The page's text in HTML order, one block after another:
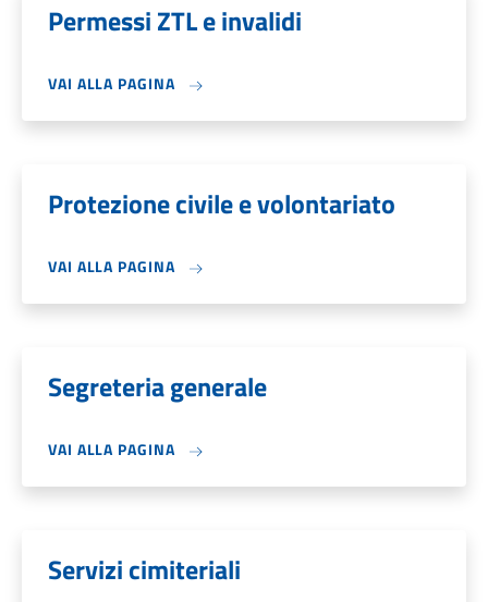
Permessi ZTL e invalidi
VAI ALLA PAGINA
Protezione civile e volontariato
VAI ALLA PAGINA
Segreteria generale
VAI ALLA PAGINA
Servizi cimiteriali